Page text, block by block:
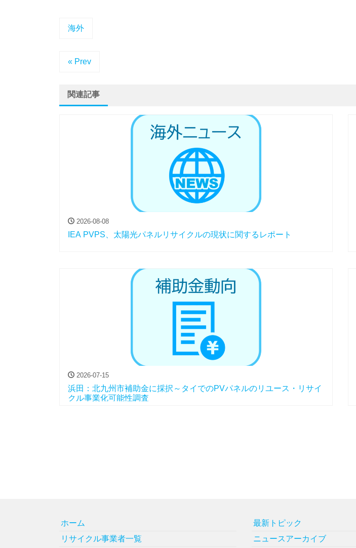
海外
« Prev
関連記事
2026-08-08
IEA PVPS、太陽光パネルリサイクルの現状に関するレポート
2026-07-15
浜田：北九州市補助金に採択～タイでのPVパネルのリユース・リサイ
クル事業化可能性調査
ホーム
リサイクル事業者一覧
最新トピック
ニュースアーカイブ